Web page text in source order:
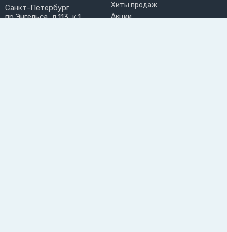
Санкт-Петербург
пр.Энгельса, д.113, к.1
Хиты продаж
Акции